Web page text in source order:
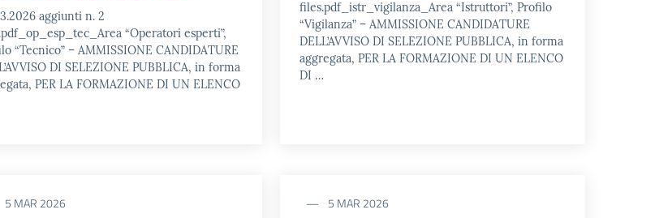
aggiunti n. 2
“Operatori esperti”,
“Tecnico” – AMMISSIONE CANDIDATURE
DI SELEZIONE PUBBLICA, in forma
PER LA FORMAZIONE DI UN ELENCO
files.pdf_istr_vigilanza_Area “Istruttori”, Profilo
“Vigilanza” – AMMISSIONE CANDIDATURE
DELL’AVVISO DI SELEZIONE PUBBLICA, in forma
aggregata, PER LA FORMAZIONE DI UN ELENCO
DI …
5 MAR 2026 5 MAR 2026